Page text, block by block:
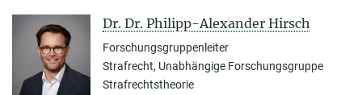
Dr. Dr. Philipp-Alexander Hirsch
Forschungsgruppenleiter
Strafrecht, Unabhängige Forschungsgruppe
Strafrechtstheorie